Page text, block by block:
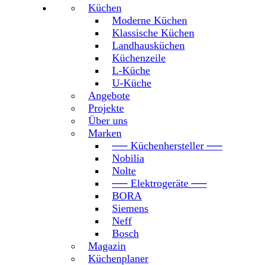
Küchen
Moderne Küchen
Klassische Küchen
Landhausküchen
Küchenzeile
L-Küche
U-Küche
Angebote
Projekte
Über uns
Marken
── Küchenhersteller ──
Nobilia
Nolte
── Elektrogeräte ──
BORA
Siemens
Neff
Bosch
Magazin
Küchenplaner